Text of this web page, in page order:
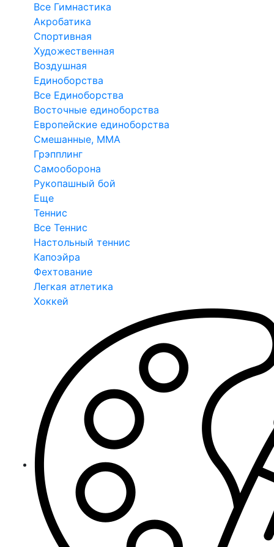
Все Гимнастика
Акробатика
Спортивная
Художественная
Воздушная
Единоборства
Все Единоборства
Восточные единоборства
Европейские единоборства
Смешанные, ММА
Грэпплинг
Самооборона
Рукопашный бой
Еще
Теннис
Все Теннис
Настольный теннис
Капоэйра
Фехтование
Легкая атлетика
Хоккей